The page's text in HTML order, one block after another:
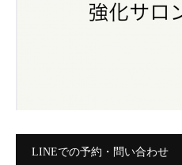
LINEでの予約・問い合わせ